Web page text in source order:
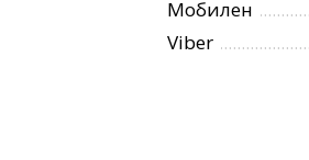
Мобилен
Viber